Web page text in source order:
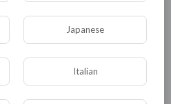
нет
Japanese
Italian